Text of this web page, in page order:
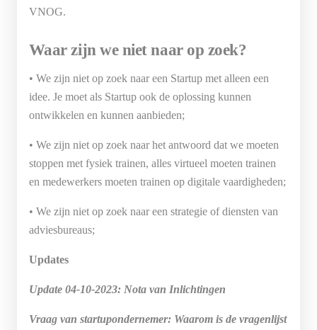
VNOG.
Waar zijn we niet naar op zoek?
• We zijn niet op zoek naar een Startup met alleen een
idee. Je moet als Startup ook de oplossing kunnen
ontwikkelen en kunnen aanbieden;
• We zijn niet op zoek naar het antwoord dat we moeten
stoppen met fysiek trainen, alles virtueel moeten trainen
en medewerkers moeten trainen op digitale vaardigheden;
• We zijn niet op zoek naar een strategie of diensten van
adviesbureaus;
Updates
Update 04-10-2023: Nota van Inlichtingen
Vraag van startupondernemer: Waarom is de vragenlijst